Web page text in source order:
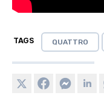
TAGS QUATTRO